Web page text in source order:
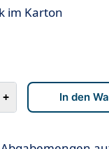
im Karton
+